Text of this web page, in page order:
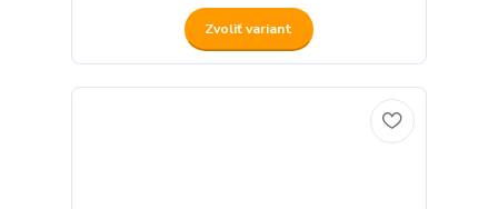
Zvoliť variant